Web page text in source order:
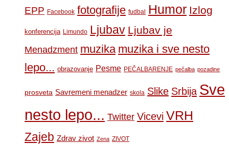
EPP Facebook fotografije fudbal Humor Izlog
konferencija Limundo Ljubav Ljubav je
Menadzment muzika muzika i sve nesto
lepo... obrazovanje Pesme PEČALBARENJE pečalba pozadine
prosveta Savremeni menadzer skola Slike Srbija Sve
nesto lepo... Twitter Vicevi VRH
Zajeb Zdrav zivot Zena ZIVOT